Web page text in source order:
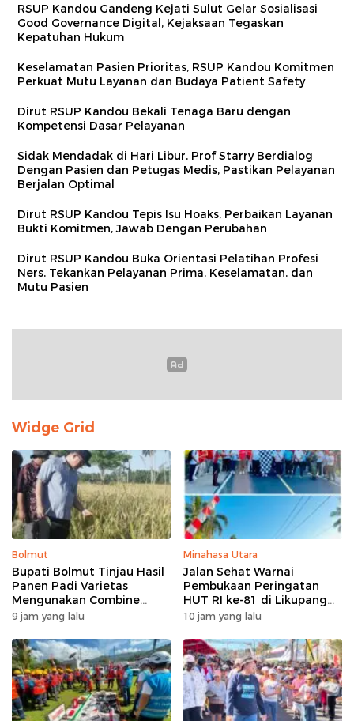
RSUP Kandou Gandeng Kejati Sulut Gelar Sosialisasi
Good Governance Digital, Kejaksaan Tegaskan
Kepatuhan Hukum
Keselamatan Pasien Prioritas, RSUP Kandou Komitmen
Perkuat Mutu Layanan dan Budaya Patient Safety
Dirut RSUP Kandou Bekali Tenaga Baru dengan
Kompetensi Dasar Pelayanan
Sidak Mendadak di Hari Libur, Prof Starry Berdialog
Dengan Pasien dan Petugas Medis, Pastikan Pelayanan
Berjalan Optimal
Dirut RSUP Kandou Tepis Isu Hoaks, Perbaikan Layanan
Bukti Komitmen, Jawab Dengan Perubahan
Dirut RSUP Kandou Buka Orientasi Pelatihan Profesi
Ners, Tekankan Pelayanan Prima, Keselamatan, dan
Mutu Pasien
Widge Grid
Bolmut
Bupati Bolmut Tinjau Hasil
Panen Padi Varietas
Mengunakan Combine
Harvester
9 jam yang lalu
Minahasa Utara
Jalan Sehat Warnai
Pembukaan Peringatan
HUT RI ke-81 di Likupang
Barat
10 jam yang lalu